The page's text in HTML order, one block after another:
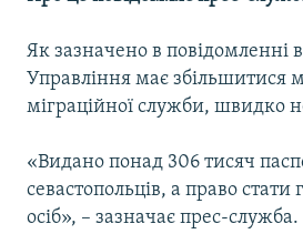
Як зазначено в повідомленні
Управління має збільшитися
міграційної служби, швидко
«Видано понад 306 тисяч
севастопольців, а право
осіб», – зазначає прес-служба.